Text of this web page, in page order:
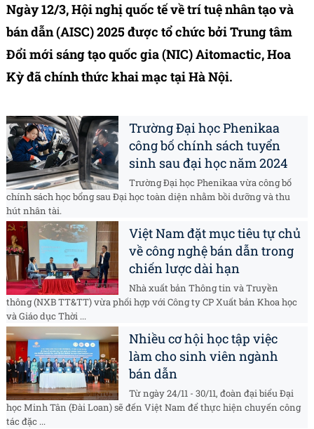
Ngày 12/3, Hội nghị quốc tế về trí tuệ nhân tạo và
bán dẫn (AISC) 2025 được tổ chức bởi Trung tâm
Đổi mới sáng tạo quốc gia (NIC) Aitomactic, Hoa
Kỳ đã chính thức khai mạc tại Hà Nội.
Trường Đại học Phenikaa
công bố chính sách tuyển
sinh sau đại học năm 2024
Trường Đại học Phenikaa vừa công bố
chính sách học bổng sau Đại học toàn diện nhằm bồi dưỡng và thu
hút nhân tài.
Việt Nam đặt mục tiêu tự chủ
về công nghệ bán dẫn trong
chiến lược dài hạn
Nhà xuất bản Thông tin và Truyền
thông (NXB TT&TT) vừa phối hợp với Công ty CP Xuất bản Khoa học
và Giáo dục Thời ...
Nhiều cơ hội học tập việc
làm cho sinh viên ngành
bán dẫn
Từ ngày 24/11 - 30/11, đoàn đại biểu Đại
học Minh Tân (Đài Loan) sẽ đến Việt Nam để thực hiện chuyến công
tác đặc ...